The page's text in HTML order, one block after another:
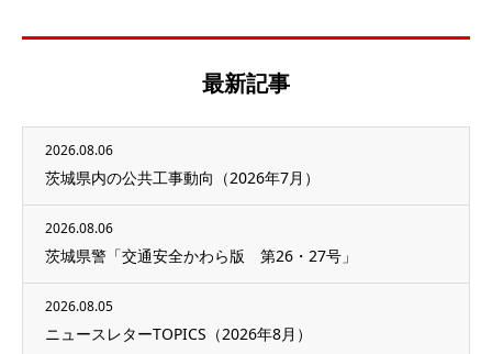
最新記事
2026.08.06
茨城県内の公共工事動向（2026年7月）
2026.08.06
茨城県警「交通安全かわら版 第26・27号」
2026.08.05
ニュースレターTOPICS（2026年8月）